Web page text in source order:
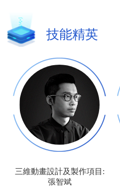
技能精英
三維動畫設計及製作項目:
張智斌